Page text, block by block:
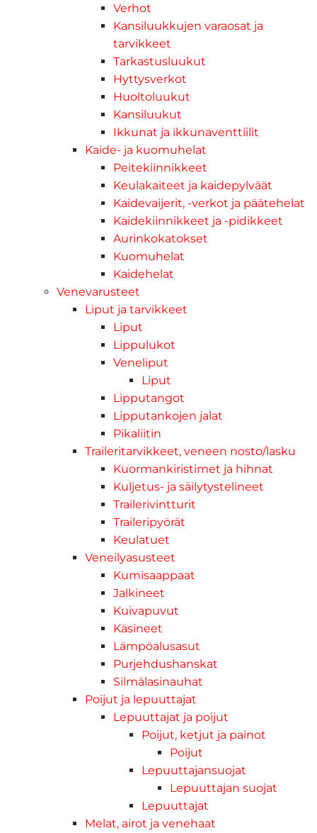
Verhot
Kansiluukkujen varaosat ja
tarvikkeet
Tarkastusluukut
Hyttysverkot
Huoltoluukut
Kansiluukut
Ikkunat ja ikkunaventtiilit
Kaide- ja kuomuhelat
Peitekiinnikkeet
Keulakaiteet ja kaidepylväät
Kaidevaijerit, -verkot ja päätehelat
Kaidekiinnikkeet ja -pidikkeet
Aurinkokatokset
Kuomuhelat
Kaidehelat
Venevarusteet
Liput ja tarvikkeet
Liput
Lippulukot
Veneliput
Liput
Lipputangot
Lipputankojen jalat
Pikaliitin
Traileritarvikkeet, veneen nosto/lasku
Kuormankiristimet ja hihnat
Kuljetus- ja säilytystelineet
Trailerivintturit
Traileripyörät
Keulatuet
Veneilyasusteet
Kumisaappaat
Jalkineet
Kuivapuvut
Käsineet
Lämpöalusasut
Purjehdushanskat
Silmälasinauhat
Poijut ja lepuuttajat
Lepuuttajat ja poijut
Poijut, ketjut ja painot
Poijut
Lepuuttajansuojat
Lepuuttajan suojat
Lepuuttajat
Melat, airot ja venehaat